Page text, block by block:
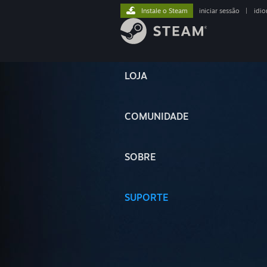
LOJA
COMUNIDADE
SOBRE
SUPORTE
Instale o Steam iniciar sessão